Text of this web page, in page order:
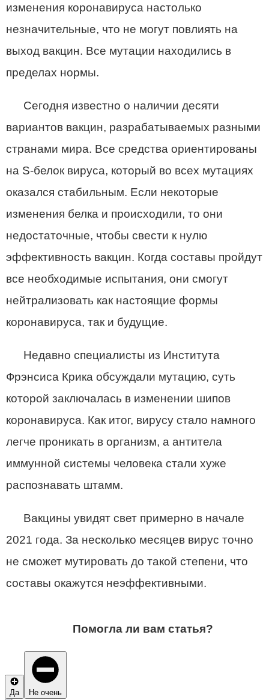
изменения коронавируса настолько
незначительные, что не могут повлиять на
выход вакцин. Все мутации находились в
пределах нормы.
Сегодня известно о наличии десяти
вариантов вакцин, разрабатываемых разными
странами мира. Все средства ориентированы
на S-белок вируса, который во всех мутациях
оказался стабильным. Если некоторые
изменения белка и происходили, то они
недостаточные, чтобы свести к нулю
эффективность вакцин. Когда составы пройдут
все необходимые испытания, они смогут
нейтрализовать как настоящие формы
коронавируса, так и будущие.
Недавно специалисты из Института
Фрэнсиса Крика обсуждали мутацию, суть
которой заключалась в изменении шипов
коронавируса. Как итог, вирусу стало намного
легче проникать в организм, а антитела
иммунной системы человека стали хуже
распознавать штамм.
Вакцины увидят свет примерно в начале
2021 года. За несколько месяцев вирус точно
не сможет мутировать до такой степени, что
составы окажутся неэффективными.
Помогла ли вам статья?
Да Не очень